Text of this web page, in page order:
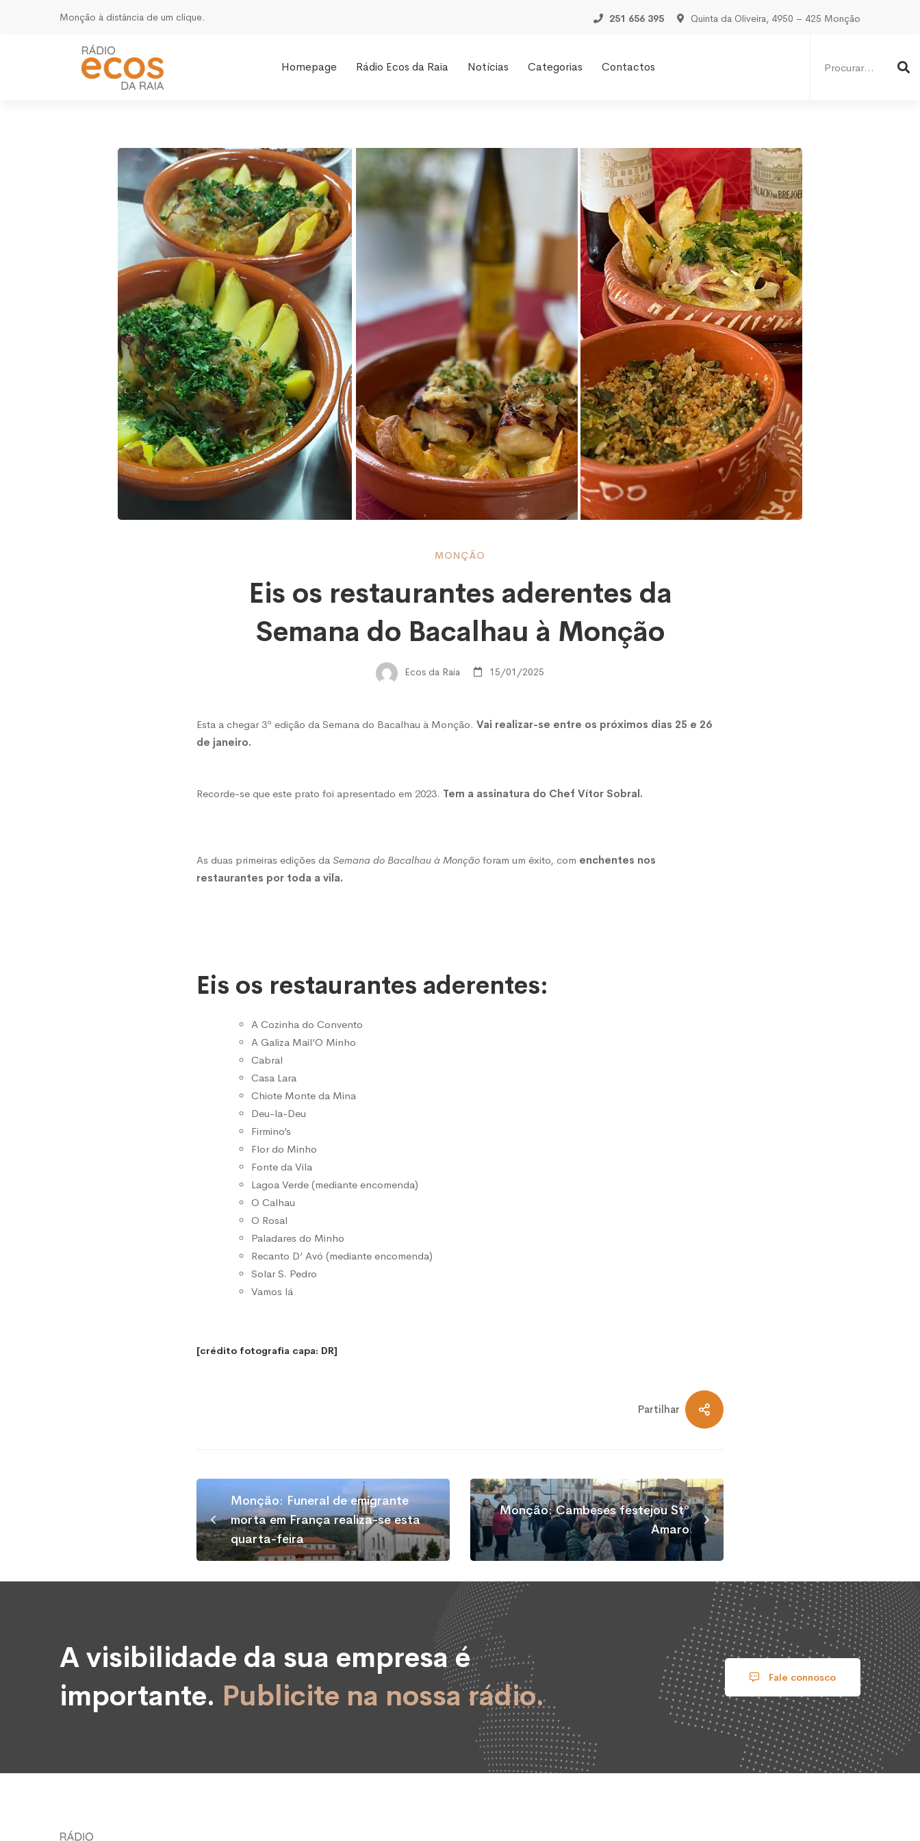
Monção à distância de um clique. 251 656 395 Quinta da Oliveira, 4950 – 425 Monção
Homepage Rádio Ecos da Raia Notícias Categorias Contactos
restaurantes
aderentes
da
Semana
do
Bacalhau
Monção
MONÇÃO
Eis os restaurantes aderentes da
Semana do Bacalhau à Monção
Ecos da Raia 15/01/2025
Esta a chegar 3ª edição da Semana do Bacalhau à Monção. Vai realizar-se entre os próximos dias 25 e 26
de janeiro.
Recorde-se que este prato foi apresentado em 2023. Tem a assinatura do Chef Vítor Sobral.
As duas primeiras edições da Semana do Bacalhau à Monção foram um êxito, com enchentes nos
restaurantes por toda a vila.
Eis os restaurantes aderentes:
A Cozinha do Convento
A Galiza Mail’O Minho
Cabral
Casa Lara
Chiote Monte da Mina
Deu-la-Deu
Firmino’s
Flor do Minho
Fonte da Vila
Lagoa Verde (mediante encomenda)
O Calhau
O Rosal
Paladares do Minho
Recanto D’ Avó (mediante encomenda)
Solar S. Pedro
Vamos lá
[crédito fotografia capa: DR]
Partilhar
Monção: Funeral de emigrante
morta em França realiza-se esta
quarta-feira
Monção: Cambeses festejou Stº
Amaro
A visibilidade da sua empresa é
importante. Publicite na nossa rádio.
Fale connosco